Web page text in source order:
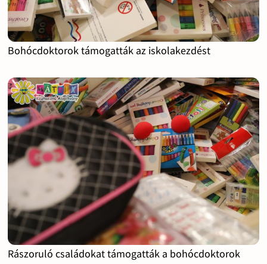
Bohócdoktorok támogatták az iskolakezdést
Rászoruló családokat támogatták a bohócdoktorok